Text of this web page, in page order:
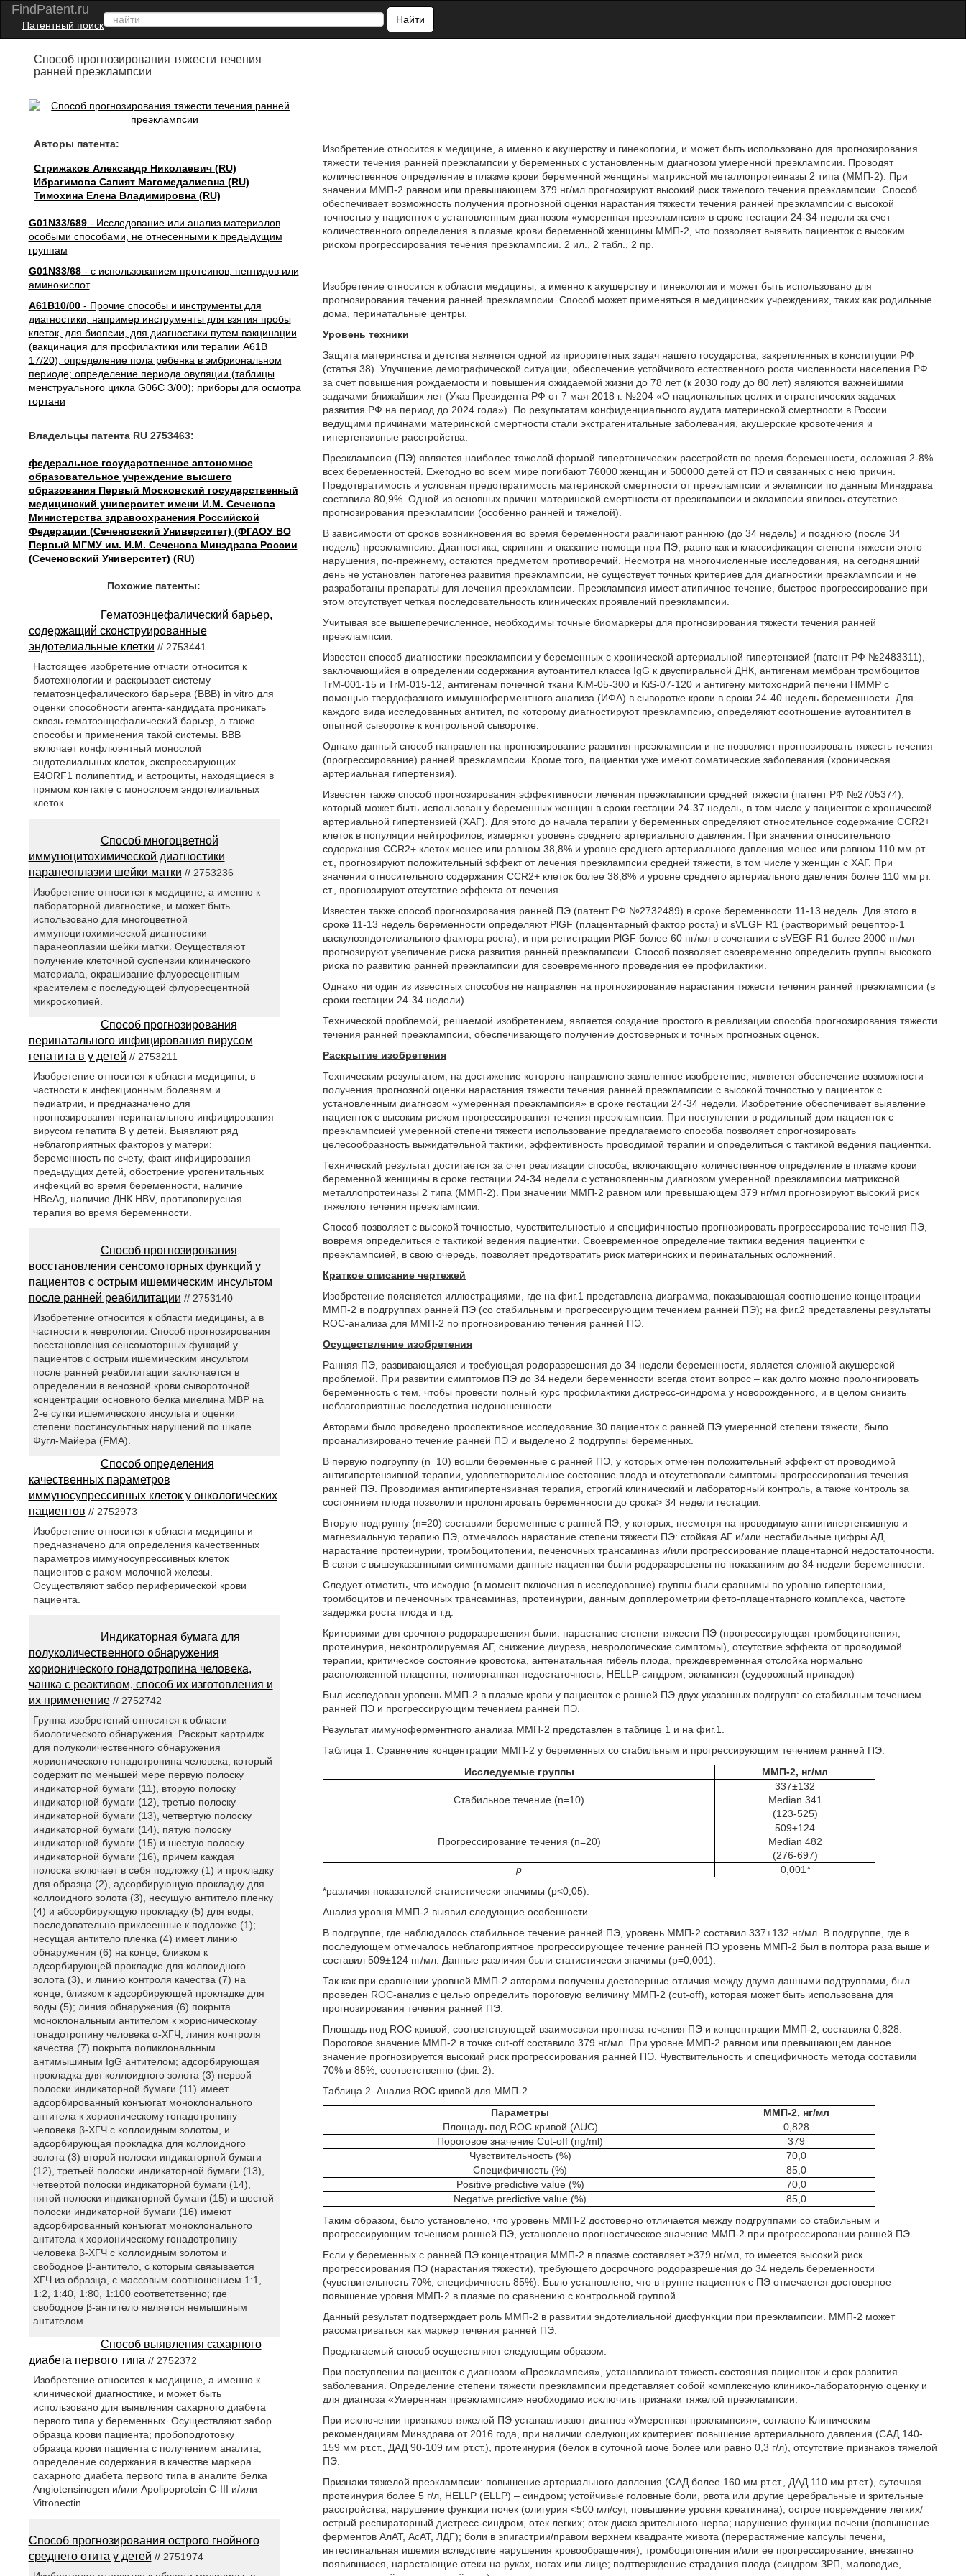
FindPatent.ru
Патентный поиск
Найти
Способ прогнозирования тяжести течения
ранней преэклампсии
Авторы патента:
Стрижаков Александр Николаевич (RU)
Ибрагимова Сапият Магомедалиевна (RU)
Тимохина Елена Владимировна (RU)
G01N33/689- Исследование или анализ материалов
особыми способами, не отнесенными к предыдущим
группам
G01N33/68- с использованием протеинов, пептидов или
аминокислот
A61B10/00- Прочие способы и инструменты для
диагностики, например инструменты для взятия пробы
клеток, для биопсии, для диагностики путем вакцинации
(вакцинация для профилактики или терапии A61B
17/20); определение пола ребенка в эмбриональном
периоде; определение периода овуляции (таблицы
менструального цикла G06C 3/00); приборы для осмотра
гортани
Владельцы патента RU 2753463:
федеральное государственное автономное
образовательное учреждение высшего
образования Первый Московский государственный
медицинский университет имени И.М. Сеченова
Министерства здравоохранения Российской
Федерации (Сеченовский Университет) (ФГАОУ ВО
Первый МГМУ им. И.М. Сеченова Минздрава России
(Сеченовский Университет) (RU)
Изобретение относится к медицине, а именно к акушерству и гинекологии, и может быть использовано для прогнозирования
тяжести течения ранней преэклампсии у беременных с установленным диагнозом умеренной преэклампсии. Проводят
количественное определение в плазме крови беременной женщины матриксной металлопротеиназы 2 типа (ММП-2). При
значении ММП-2 равном или превышающем 379 нг/мл прогнозируют высокий риск тяжелого течения преэклампсии. Способ
обеспечивает возможность получения прогнозной оценки нарастания тяжести течения ранней преэклампсии с высокой
точностью у пациенток с установленным диагнозом «умеренная преэклампсия» в сроке гестации 24-34 недели за счет
количественного определения в плазме крови беременной женщины ММП-2, что позволяет выявить пациенток с высоким
риском прогрессирования течения преэклампсии. 2 ил., 2 табл., 2 пр.
Изобретение относится к области медицины, а именно к акушерству и гинекологии и может быть использовано для
прогнозирования течения ранней преэклампсии. Способ может применяться в медицинских учреждениях, таких как родильные
дома, перинатальные центры.
Уровень техники
Защита материнства и детства является одной из приоритетных задач нашего государства, закрепленных в конституции РФ
(статья 38). Улучшение демографической ситуации, обеспечение устойчивого естественного роста численности населения РФ
за счет повышения рождаемости и повышения ожидаемой жизни до 78 лет (к 2030 году до 80 лет) являются важнейшими
задачами ближайших лет (Указ Президента РФ от 7 мая 2018 г. №204 «О национальных целях и стратегических задачах
развития РФ на период до 2024 года»). По результатам конфиденциального аудита материнской смертности в России
ведущими причинами материнской смертности стали экстрагенитальные заболевания, акушерские кровотечения и
гипертензивные расстройства.
Преэклампсия (ПЭ) является наиболее тяжелой формой гипертонических расстройств во время беременности, осложняя 2-8%
всех беременностей. Ежегодно во всем мире погибают 76000 женщин и 500000 детей от ПЭ и связанных с нею причин.
Предотвратимость и условная предотвратимость материнской смертности от преэклампсии и эклампсии по данным Минздрава
составила 80,9%. Одной из основных причин материнской смертности от преэклампсии и эклампсии явилось отсутствие
прогнозирования преэклампсии (особенно ранней и тяжелой).
В зависимости от сроков возникновения во время беременности различают раннюю (до 34 недель) и позднюю (после 34
недель) преэклампсию. Диагностика, скрининг и оказание помощи при ПЭ, равно как и классификация степени тяжести этого
нарушения, по-прежнему, остаются предметом противоречий. Несмотря на многочисленные исследования, на сегодняшний
день не установлен патогенез развития преэклампсии, не существует точных критериев для диагностики преэклампсии и не
разработаны препараты для лечения преэклампсии. Преэклампсия имеет атипичное течение, быстрое прогрессирование при
этом отсутствует четкая последовательность клинических проявлений преэклампсии.
Учитывая все вышеперечисленное, необходимы точные биомаркеры для прогнозирования тяжести течения ранней
преэклампсии.
Известен способ диагностики преэклампсии у беременных с хронической артериальной гипертензией (патент РФ №2483311),
заключающийся в определении содержания аутоантител класса IgG к двуспиральной ДНК, антигенам мембран тромбоцитов
TrM-001-15 и TrM-015-12, антигенам почечной ткани KiM-05-300 и KiS-07-120 и антигену митохондрий печени НММР с
помощью твердофазного иммунноферментного анализа (ИФА) в сыворотке крови в сроки 24-40 недель беременности. Для
каждого вида исследованных антител, по которому диагностируют преэклампсию, определяют соотношение аутоантител в
опытной сыворотке к контрольной сыворотке.
Однако данный способ направлен на прогнозирование развития преэклампсии и не позволяет прогнозировать тяжесть течения
(прогрессирование) ранней преэклампсии. Кроме того, пациентки уже имеют соматические заболевания (хроническая
артериальная гипертензия).
Известен также способ прогнозирования эффективности лечения преэклампсии средней тяжести (патент РФ №2705374),
который может быть использован у беременных женщин в сроки гестации 24-37 недель, в том числе у пациенток с хронической
артериальной гипертензией (ХАГ). Для этого до начала терапии у беременных определяют относительное содержание CCR2+
клеток в популяции нейтрофилов, измеряют уровень среднего артериального давления. При значении относительного
содержания CCR2+ клеток менее или равном 38,8% и уровне среднего артериального давления менее или равном 110 мм рт.
ст., прогнозируют положительный эффект от лечения преэклампсии средней тяжести, в том числе у женщин с ХАГ. При
значении относительного содержания CCR2+ клеток более 38,8% и уровне среднего артериального давления более 110 мм рт.
ст., прогнозируют отсутствие эффекта от лечения.
Известен также способ прогнозирования ранней ПЭ (патент РФ №2732489) в сроке беременности 11-13 недель. Для этого в
сроке 11-13 недель беременности определяют PlGF (плацентарный фактор роста) и sVEGF R1 (растворимый рецептор-1
васкулоэндотелиального фактора роста), и при регистрации PlGF более 60 пг/мл в сочетании с sVEGF R1 более 2000 пг/мл
прогнозируют увеличение риска развития ранней преэклампсии. Способ позволяет своевременно определить группы высокого
риска по развитию ранней преэклампсии для своевременного проведения ее профилактики.
Однако ни один из известных способов не направлен на прогнозирование нарастания тяжести течения ранней преэклампсии (в
сроки гестации 24-34 недели).
Технической проблемой, решаемой изобретением, является создание простого в реализации способа прогнозирования тяжести
течения ранней преэклампсии, обеспечивающего получение достоверных и точных прогнозных оценок.
Раскрытие изобретения
Техническим результатом, на достижение которого направлено заявленное изобретение, является обеспечение возможности
получения прогнозной оценки нарастания тяжести течения ранней преэклампсии с высокой точностью у пациенток с
установленным диагнозом «умеренная преэклампсия» в сроке гестации 24-34 недели. Изобретение обеспечивает выявление
пациенток с высоким риском прогрессирования течения преэклампсии. При поступлении в родильный дом пациенток с
преэклампсией умеренной степени тяжести использование предлагаемого способа позволяет спрогнозировать
целесообразность выжидательной тактики, эффективность проводимой терапии и определиться с тактикой ведения пациентки.
Технический результат достигается за счет реализации способа, включающего количественное определение в плазме крови
беременной женщины в сроке гестации 24-34 недели с установленным диагнозом умеренной преэклампсии матриксной
металлопротеиназы 2 типа (ММП-2). При значении ММП-2 равном или превышающем 379 нг/мл прогнозируют высокий риск
тяжелого течения преэклампсии.
Способ позволяет с высокой точностью, чувствительностью и специфичностью прогнозировать прогрессирование течения ПЭ,
вовремя определиться с тактикой ведения пациентки. Своевременное определение тактики ведения пациентки с
преэклампсией, в свою очередь, позволяет предотвратить риск материнских и перинатальных осложнений.
Краткое описание чертежей
Изобретение поясняется иллюстрациями, где на фиг.1 представлена диаграмма, показывающая соотношение концентрации
ММП-2 в подгруппах ранней ПЭ (со стабильным и прогрессирующим течением ранней ПЭ); на фиг.2 представлены результаты
ROC-анализа для ММП-2 по прогнозированию течения ранней ПЭ.
Осуществление изобретения
Ранняя ПЭ, развивающаяся и требующая родоразрешения до 34 недели беременности, является сложной акушерской
проблемой. При развитии симптомов ПЭ до 34 недели беременности всегда стоит вопрос – как долго можно пролонгировать
беременность с тем, чтобы провести полный курс профилактики дистресс-синдрома у новорожденного, и в целом снизить
неблагоприятные последствия недоношенности.
Авторами было проведено проспективное исследование 30 пациенток с ранней ПЭ умеренной степени тяжести, было
проанализировано течение ранней ПЭ и выделено 2 подгруппы беременных.
В первую подгруппу (n=10) вошли беременные с ранней ПЭ, у которых отмечен положительный эффект от проводимой
антигипертензивной терапии, удовлетворительное состояние плода и отсутствовали симптомы прогрессирования течения
ранней ПЭ. Проводимая антигипертензивная терапия, строгий клинический и лабораторный контроль, а также контроль за
состоянием плода позволили пролонгировать беременности до срока> 34 недели гестации.
Вторую подгруппу (n=20) составили беременные с ранней ПЭ, у которых, несмотря на проводимую антигипертензивную и
магнезиальную терапию ПЭ, отмечалось нарастание степени тяжести ПЭ: стойкая АГ и/или нестабильные цифры АД,
нарастание протеинурии, тромбоцитопении, печеночных трансаминаз и/или прогрессирование плацентарной недостаточности.
В связи с вышеуказанными симптомами данные пациентки были родоразрешены по показаниям до 34 недели беременности.
Следует отметить, что исходно (в момент включения в исследование) группы были сравнимы по уровню гипертензии,
тромбоцитов и печеночных трансаминаз, протеинурии, данным допплерометрии фето-плацентарного комплекса, частоте
задержки роста плода и т.д.
Критериями для срочного родоразрешения были: нарастание степени тяжести ПЭ (прогрессирующая тромбоцитопения,
протеинурия, неконтролируемая АГ, снижение диуреза, неврологические симптомы), отсутствие эффекта от проводимой
терапии, критическое состояние кровотока, антенатальная гибель плода, преждевременная отслойка нормально
расположенной плаценты, полиорганная недостаточность, HELLP-синдром, эклампсия (судорожный припадок)
Был исследован уровень ММП-2 в плазме крови у пациенток с ранней ПЭ двух указанных подгрупп: со стабильным течением
ранней ПЭ и прогрессирующим течением ранней ПЭ.
Результат иммуноферментного анализа ММП-2 представлен в таблице 1 и на фиг.1.
Таблица 1. Сравнение концентрации ММП-2 у беременных со стабильным и прогрессирующим течением ранней ПЭ.
Исследуемые группы
ММП-2, нг/мл
Стабильное течение (n=10)
337±132
Median 341
(123-525)
Прогрессирование течения (n=20)
509±124
Median 482
(276-697)
p
0,001 *
*различия показателей статистически значимы (p<0,05).
Анализ уровня ММП-2 выявил следующие особенности.
В подгруппе, где наблюдалось стабильное течение ранней ПЭ, уровень ММП-2 составил 337±132 нг/мл. В подгруппе, где в
последующем отмечалось неблагоприятное прогрессирующее течение ранней ПЭ уровень ММП-2 был в полтора раза выше и
составил 509±124 нг/мл. Данные различия были статистически значимы (р=0,001).
Так как при сравнении уровней ММП-2 авторами получены достоверные отличия между двумя данными подгруппами, был
проведен ROC-анализ с целью определить пороговую величину ММП-2 (cut-off), которая может быть использована для
прогнозирования течения ранней ПЭ.
Площадь под ROC кривой, соответствующей взаимосвязи прогноза течения ПЭ и концентрации ММП-2, составила 0,828.
Пороговое значение ММП-2 в точке cut-off составило 379 нг/мл. При уровне ММП-2 равном или превышающем данное
значение прогнозируется высокий риск прогрессирования ранней ПЭ. Чувствительность и специфичность метода составили
70% и 85%, соответственно (фиг. 2).
Таблица 2. Анализ ROC кривой для ММП-2
Параметры
ММП-2, нг/мл
Площадь под ROC кривой (AUC)
0,828
Пороговое значение Cut-off (ng/ml)
379
Чувствительность (%)
70,0
Специфичность (%)
85,0
Positive predictive value (%)
70,0
Negative predictive value (%)
85,0
Таким образом, было установлено, что уровень ММП-2 достоверно отличается между подгруппами со стабильным и
прогрессирующим течением ранней ПЭ, установлено прогностическое значение ММП-2 при прогрессировании ранней ПЭ.
Если у беременных с ранней ПЭ концентрация ММП-2 в плазме составляет ≥379 нг/мл, то имеется высокий риск
прогрессирования ПЭ (нарастания тяжести), требующего досрочного родоразрешения до 34 недель беременности
(чувствительность 70%, специфичность 85%). Было установлено, что в группе пациенток с ПЭ отмечается достоверное
повышение уровня ММП-2 в плазме по сравнению с контрольной группой.
Данный результат подтверждает роль ММП-2 в развитии эндотелиальной дисфункции при преэклампсии. ММП-2 может
рассматриваться как маркер течения ранней ПЭ.
Предлагаемый способ осуществляют следующим образом.
При поступлении пациенток с диагнозом «Преэклампсия», устанавливают тяжесть состояния пациенток и срок развития
заболевания. Определение степени тяжести преэклампсии представляет собой комплексную клинико-лабораторную оценку и
для диагноза «Умеренная преэклампсия» необходимо исключить признаки тяжелой преэклампсии.
При исключении признаков тяжелой ПЭ устанавливают диагноз «Умеренная прэклампсия», согласно Клиническим
рекомендациям Минздрава от 2016 года, при наличии следующих критериев: повышение артериального давления (САД 140-
159 мм рт.ст., ДАД 90-109 мм рт.ст.), протеинурия (белок в суточной моче более или равно 0,3 г/л), отсутствие признаков тяжелой
ПЭ.
Признаки тяжелой преэклампсии: повышение артериального давления (САД более 160 мм рт.ст., ДАД 110 мм рт.ст.), суточная
протеинурия более 5 г/л, HELLP (ЕLLР) – синдром; устойчивые головные боли, рвота или другие церебральные и зрительные
расстройства; нарушение функции почек (олигурия <500 мл/сут, повышение уровня креатинина); острое повреждение легких/
острый респираторный дистресс-синдром, отек легких; отек диска зрительного нерва; нарушение функции печени (повышение
ферментов АлАТ, АсАТ, ЛДГ); боли в эпигастрии/правом верхнем квадранте живота (перерастяжение капсулы печени,
интестинальная ишемия вследствие нарушения кровообращения); тромбоцитопения и/или ее прогрессирование; внезапно
появившиеся, нарастающие отеки на руках, ногах или лице; подтверждение страдания плода (синдром ЗРП, маловодие,
Похожие патенты:
Гематоэнцефалический барьер,
содержащий сконструированные
эндотелиальные клетки // 2753441
Настоящее изобретение отчасти относится к
биотехнологии и раскрывает систему
гематоэнцефалического барьера (ВВВ) in vitro для
оценки способности агента-кандидата проникать
сквозь гематоэнцефалический барьер, а также
способы и применения такой системы. ВВВ
включает конфлюэнтный монослой
эндотелиальных клеток, экспрессирующих
E4ORF1 полипептид, и астроциты, находящиеся в
прямом контакте с монослоем эндотелиальных
клеток.
Способ многоцветной
иммуноцитохимической диагностики
паранеоплазии шейки матки // 2753236
Изобретение относится к медицине, а именно к
лабораторной диагностике, и может быть
использовано для многоцветной
иммуноцитохимической диагностики
паранеоплазии шейки матки. Осуществляют
получение клеточной суспензии клинического
материала, окрашивание флуоресцентным
красителем с последующей флуоресцентной
микроскопией.
Способ прогнозирования
перинатального инфицирования вирусом
гепатита в у детей // 2753211
Изобретение относится к области медицины, в
частности к инфекционным болезням и
педиатрии, и предназначено для
прогнозирования перинатального инфицирования
вирусом гепатита В у детей. Выявляют ряд
неблагоприятных факторов у матери:
беременность по счету, факт инфицирования
предыдущих детей, обострение урогенитальных
инфекций во время беременности, наличие
HBeAg, наличие ДНК HBV, противовирусная
терапия во время беременности.
Способ прогнозирования
восстановления сенсомоторных функций у
пациентов с острым ишемическим инсультом
после ранней реабилитации // 2753140
Изобретение относится к области медицины, а в
частности к неврологии. Способ прогнозирования
восстановления сенсомоторных функций у
пациентов с острым ишемическим инсультом
после ранней реабилитации заключается в
определении в венозной крови сывороточной
концентрации основного белка миелина MBP на
2-е сутки ишемического инсульта и оценки
степени постинсультных нарушений по шкале
Фугл-Майера (FMA).
Способ определения
качественных параметров
иммуносупрессивных клеток у онкологических
пациентов // 2752973
Изобретение относится к области медицины и
предназначено для определения качественных
параметров иммуносупрессивных клеток
пациентов с раком молочной железы.
Осуществляют забор периферической крови
пациента.
Индикаторная бумага для
полуколичественного обнаружения
хорионического гонадотропина человека,
чашка с реактивом, способ их изготовления и
их применение// 2752742
Группа изобретений относится к области
биологического обнаружения. Раскрыт картридж
для полуколичественного обнаружения
хорионического гонадотропина человека, который
содержит по меньшей мере первую полоску
индикаторной бумаги (11), вторую полоску
индикаторной бумаги (12), третью полоску
индикаторной бумаги (13), четвертую полоску
индикаторной бумаги (14), пятую полоску
индикаторной бумаги (15) и шестую полоску
индикаторной бумаги (16), причем каждая
полоска включает в себя подложку (1) и прокладку
для образца (2), адсорбирующую прокладку для
коллоидного золота (3), несущую антитело пленку
(4) и абсорбирующую прокладку (5) для воды,
последовательно приклеенные к подложке (1);
несущая антитело пленка (4) имеет линию
обнаружения (6) на конце, близком к
адсорбирующей прокладке для коллоидного
золота (3), и линию контроля качества (7) на
конце, близком к адсорбирующей прокладке для
воды (5); линия обнаружения (6) покрыта
моноклональным антителом к хорионическому
гонадотропину человека α-ХГЧ; линия контроля
качества (7) покрыта поликлональным
антимышиным IgG антителом; адсорбирующая
прокладка для коллоидного золота (3) первой
полоски индикаторной бумаги (11) имеет
адсорбированный конъюгат моноклонального
антитела к хорионическому гонадотропину
человека β-ХГЧ с коллоидным золотом, и
адсорбирующая прокладка для коллоидного
золота (3) второй полоски индикаторной бумаги
(12), третьей полоски индикаторной бумаги (13),
четвертой полоски индикаторной бумаги (14),
пятой полоски индикаторной бумаги (15) и шестой
полоски индикаторной бумаги (16) имеют
адсорбированный конъюгат моноклонального
антитела к хорионическому гонадотропину
человека β-ХГЧ с коллоидным золотом и
свободное β-антитело, с которым связывается
ХГЧ из образца, с массовым соотношением 1:1,
1:2, 1:40, 1:80, 1:100 соответственно; где
свободное β-антитело является немышиным
антителом.
Способ выявления сахарного
диабета первого типа // 2752372
Изобретение относится к медицине, а именно к
клинической диагностике, и может быть
использовано для выявления сахарного диабета
первого типа у беременных. Осуществляют забор
образца крови пациента; пробоподготовку
образца крови пациента с получением аналита;
определение содержания в качестве маркера
сахарного диабета первого типа в аналите белка
Angiotensinogen и/или Apolipoprotein С-III и/или
Vitronectin.
Способ прогнозирования острого гнойного
среднего отита у детей // 2751974